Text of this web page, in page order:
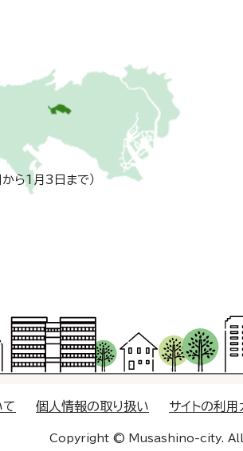
ら1月3日まで）
て 個人情報の取り扱い サイトの利用
Copyright © Musashino-city.